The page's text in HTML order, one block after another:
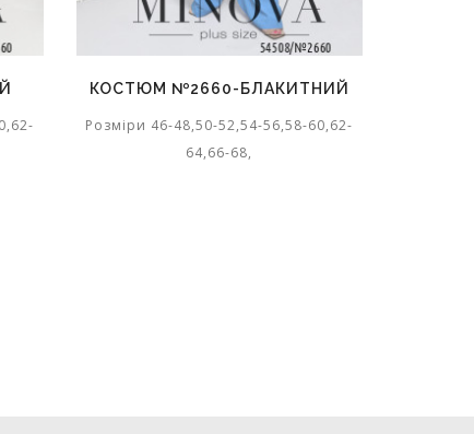
КОСТЮМ №2660-БЛАКИТНИЙ
Розміри 46-48,50-52,54-56,58-60,62-
64,66-68,
КОСТЮМ
Розміри 46-